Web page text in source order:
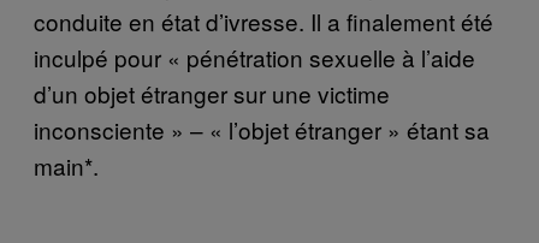
conduite en état d’ivresse. Il a finalement été
inculpé pour « pénétration sexuelle à l’aide
d’un objet étranger sur une victime
inconsciente » – « l’objet étranger » étant sa
main*.